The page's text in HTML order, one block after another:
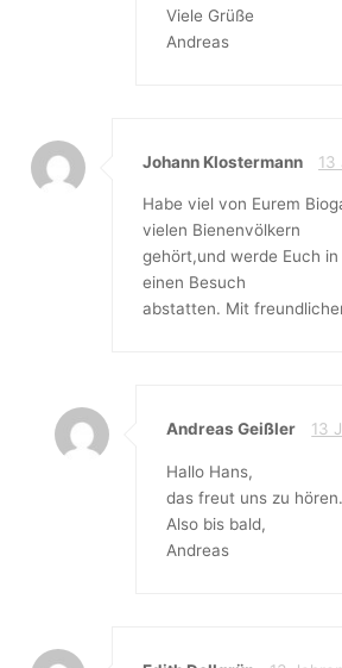
Viele Grüße
Andreas
Johann Klostermann 13
Habe viel von Eurem
vielen Bienenvölkern
gehört,und werde Euch
einen Besuch
abstatten. Mit
Andreas Geißler 13
Hallo Hans,
das freut uns zu hören.
Also bis bald,
Andreas